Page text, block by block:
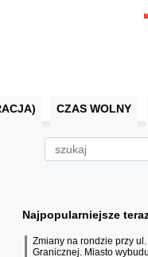
CZAS WOLNY
Najpopularniejsze
Zmiany na rondzie przy ul.
Granicznej. Miasto